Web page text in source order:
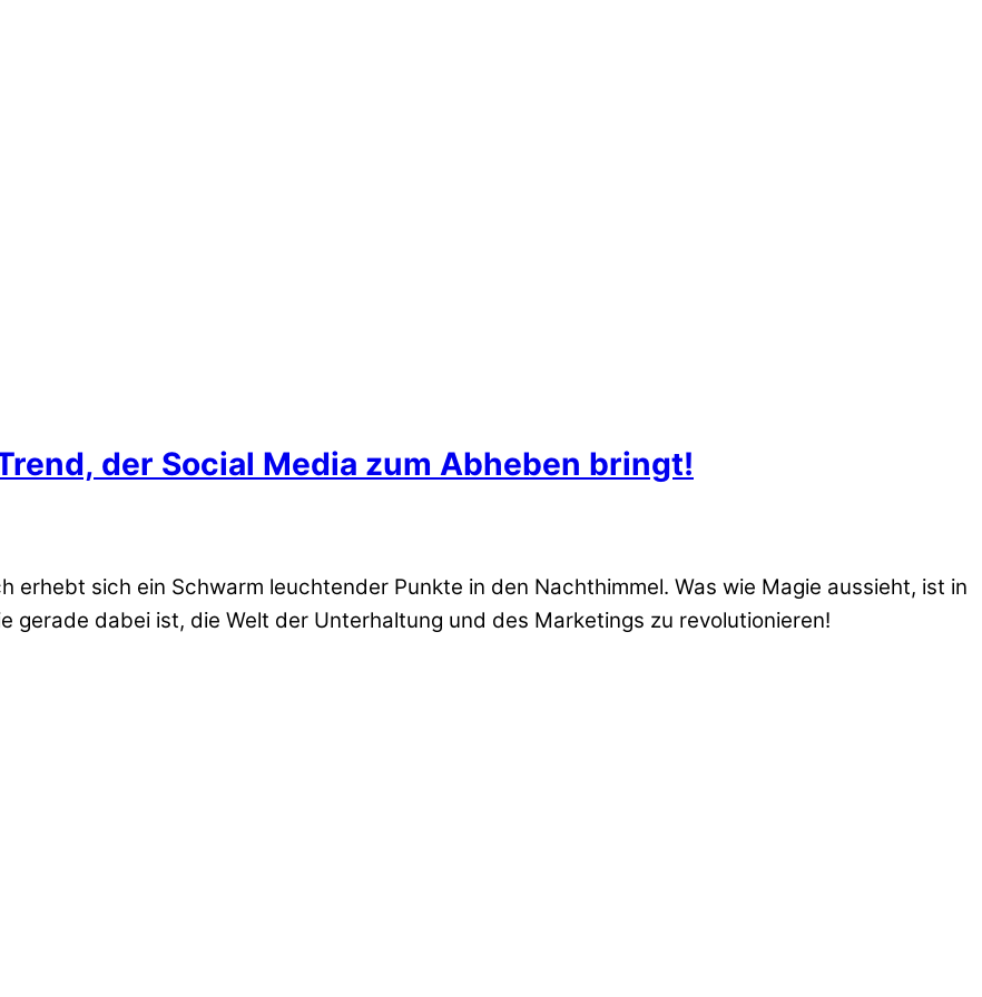
der Social Media zum Abheben bringt!
erhebt sich ein Schwarm leuchtender Punkte in den Nachthimmel. Was wie Magie aussieht, ist in
gerade dabei ist, die Welt der Unterhaltung und des Marketings zu revolutionieren!